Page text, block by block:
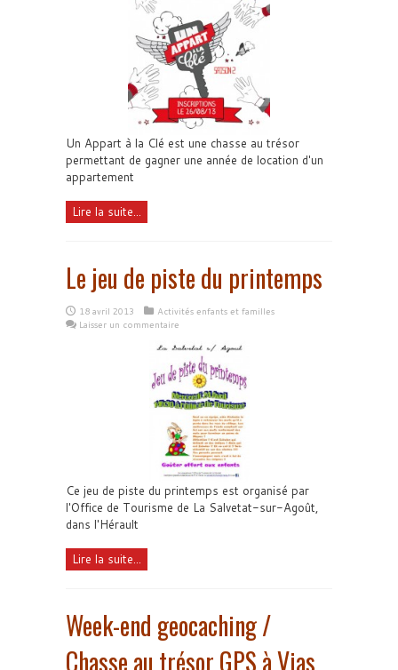
Un Appart à la Clé est une chasse au trésor
permettant de gagner une année de location d'un
appartement
Lire la suite...
Le jeu de piste du printemps
18 avril 2013
Activités enfants et familles
Laisser un commentaire
Ce jeu de piste du printemps est organisé par
l'Office de Tourisme de La Salvetat-sur-Agoût,
dans l'Hérault
Lire la suite...
Week-end geocaching /
Chasse au trésor GPS à Vias